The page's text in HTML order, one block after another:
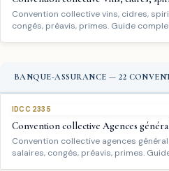
Convention collective vins, cidres,
congés, préavis, primes. Guide
BANQUE-ASSURANCE — 22
IDCC 2335
Convention collective Agences
Convention collective agences
salaires, congés, préavis, primes.